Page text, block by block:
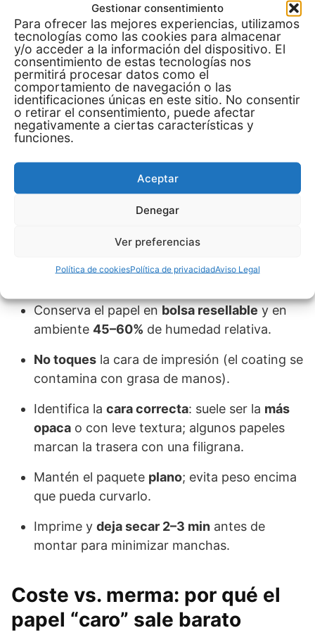
Gestionar consentimiento
Para ofrecer las mejores experiencias, utilizamos
tecnologías como las cookies para almacenar
y/o acceder a la información del dispositivo. El
consentimiento de estas tecnologías nos
permitirá procesar datos como el
comportamiento de navegación o las
identificaciones únicas en este sitio. No consentir
o retirar el consentimiento, puede afectar
negativamente a ciertas características y
funciones.
Aceptar
Denegar
Ver preferencias
Política de cookiesPolítica de privacidadAviso Legal
movimiento al abrir la prensa. Fija con
cinta
térmicay pruebapapel tacken textil. Retira
el papelen vertical.
“Marco” del papel visible: corte a 90°
marcado o humedad.Rasgael borde del
papel,preprensala prenda 8–12 s y usa
papel siliconado limpio.
Ondulación del papel (cockling): exceso de
tinta sobre 90 g/m². Cambia a
Almacenaje y manipulación
(para que rinda)
Conserva el papel enbolsa resellabley en
ambiente 45–60% de humedad relativa.
No toques la cara de impresión (el coating se
contamina con grasa de manos).
Identifica la cara correcta: suele ser la más
opaca o con leve textura; algunos papeles
marcan la trasera con una filigrana.
Mantén el paquete plano; evita peso encima
que pueda curvarlo.
Imprime y deja secar 2–3 min antes de
montar para minimizar manchas.
Coste vs. merma: por qué el
papel “caro” sale barato